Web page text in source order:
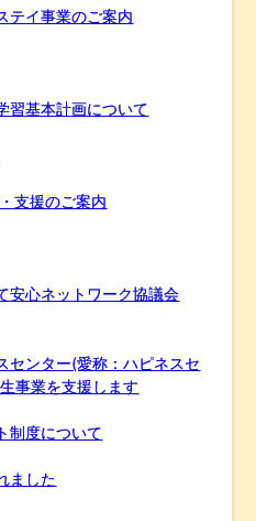
テイ事業のご案内
習基本計画について
支援のご案内
安心ネットワーク協議会
センター(愛称：ハピネスセ
事業を支援します
制度について
ました